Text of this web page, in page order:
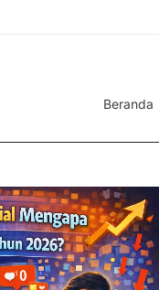
Beranda